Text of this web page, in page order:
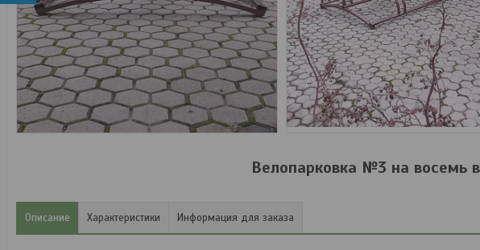
Велопарковка №3 на восемь
Описание Характеристики Информация для заказа